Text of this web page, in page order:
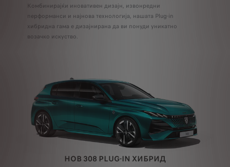
Комбинирајќи иновативен дизајн, извонредни
перформанси и најнова технологија, нашата Plug-in
хибридна гама е дизајнирана да ви понуди уникатно
возачко искуство.
НОВ 308 PLUG-IN ХИБРИД